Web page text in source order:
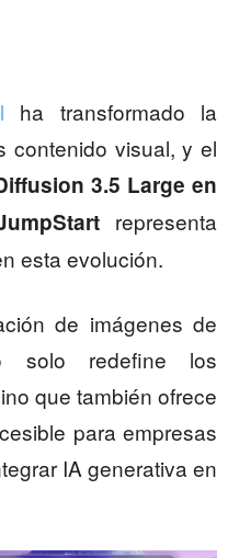
ha transformado la
contenido visual, y el
3.5 Large en
representa
esta evolución.
de imágenes de
solo redefine los
que también ofrece
para empresas
IA generativa en